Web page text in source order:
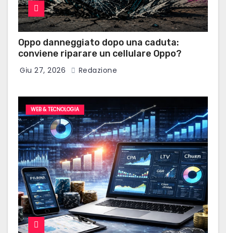
Oppo danneggiato dopo una caduta:
conviene riparare un cellulare Oppo?
Giu 27, 2026 Redazione
WEB & TECNOLOGIA